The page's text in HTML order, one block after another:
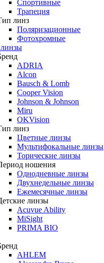
Спортивные
Трапеция
линз
Поляризационные
Фотохромные
ADRIA
Alcon
Bausch & Lomb
Cooper Vision
Johnson & Johnson
Miru
OKVision
линз
Цветные линзы
Мультифокальные линзы
Торические линзы
ношения
Однодневные линзы
Двухнедельные линзы
Ежемесячные линзы
линзы
Acuvue Ability
MiSight
PRIMA BIO
AHLEM